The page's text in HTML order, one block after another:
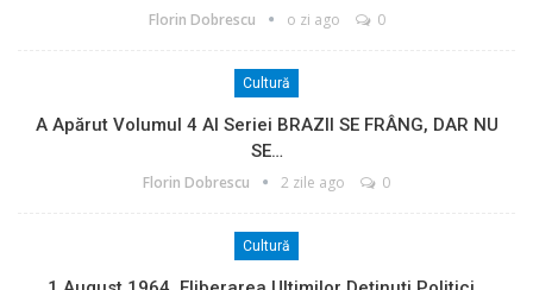
Florin Dobrescu o zi ago 0
Cultură
A Apărut Volumul 4 Al Seriei BRAZII SE FRÂNG, DAR NU
SE…
Florin Dobrescu 2 zile ago 0
Cultură